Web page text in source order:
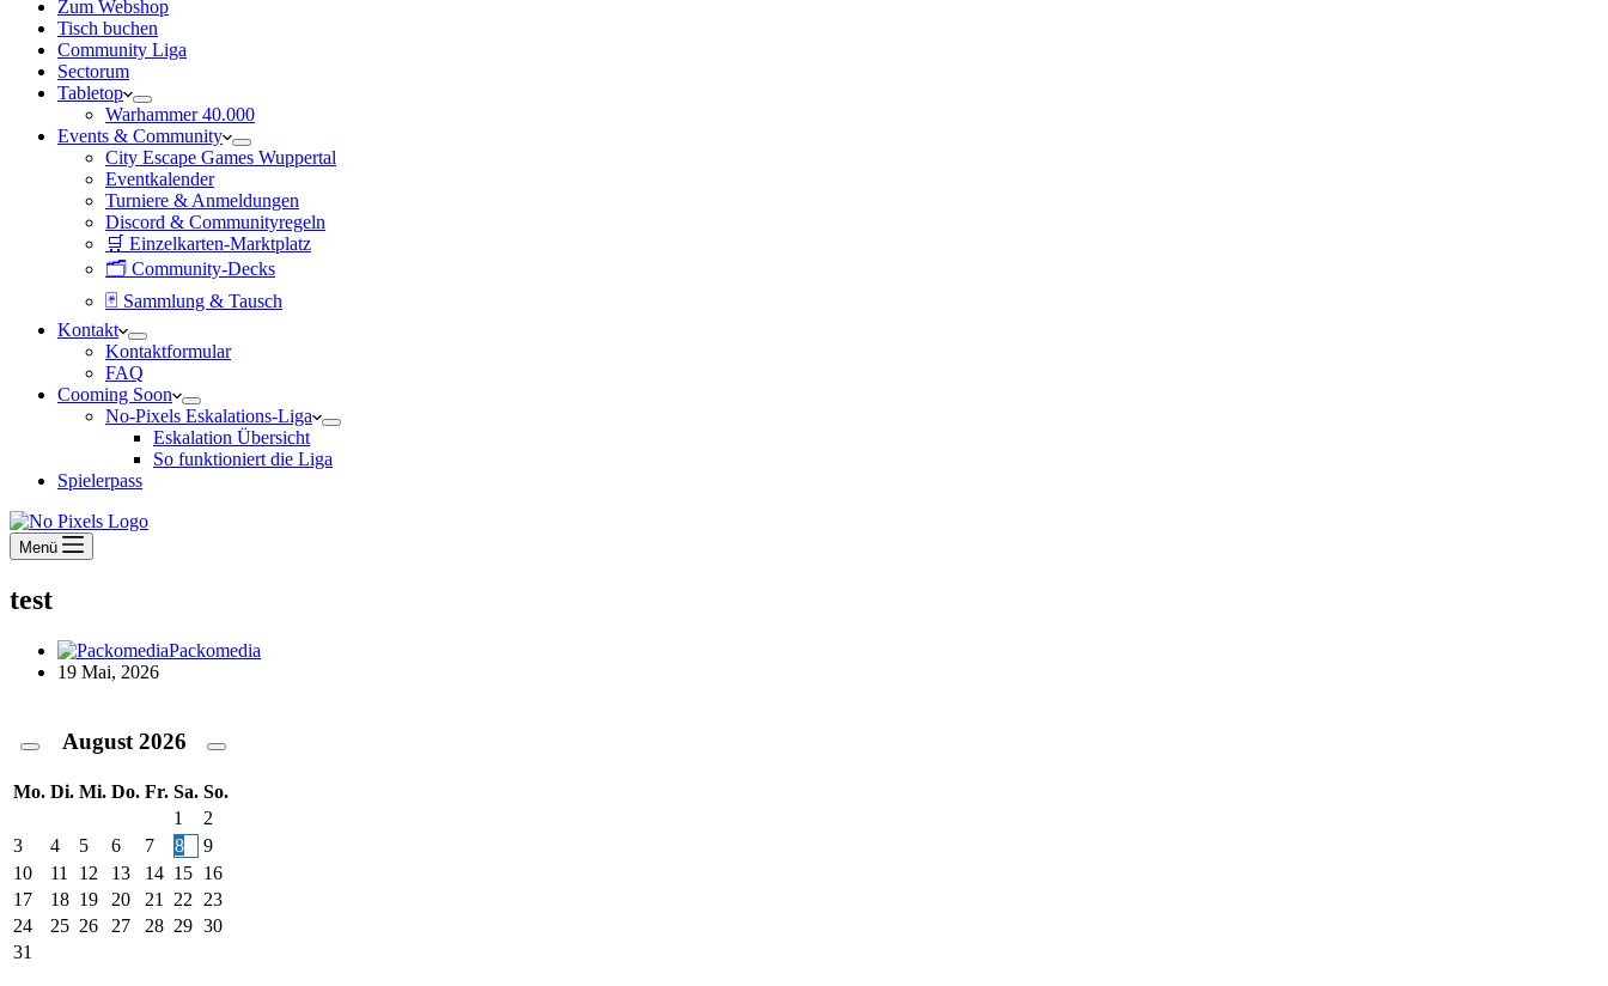
Zum Webshop
Tisch buchen
Community Liga
Sectorum
Tabletop
Warhammer 40.000
Events & Community
City Escape Games Wuppertal
Eventkalender
Turniere & Anmeldungen
Discord & Communityregeln
🛒 Einzelkarten-Marktplatz
🗂 Community-Decks
🃏 Sammlung & Tausch
Kontakt
Kontaktformular
FAQ
Cooming Soon
No-Pixels Eskalations-Liga
Eskalation Übersicht
So funktioniert die Liga
Spielerpass
Menü
test
Packomedia
19 Mai, 2026
August 2026
Mo. Di. Mi. Do. Fr. Sa. So.
1
2
3
4 5 6 7 8
9
10
11 12 13 14 15 16
17
18 19 20 21 22
23
24
25 26 27 28 29 30
31